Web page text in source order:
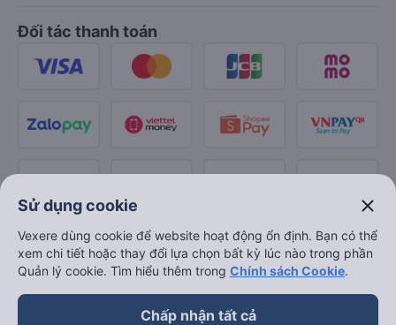
Đối tác thanh toán
Sử dụng cookie close
Vexere dùng cookie để website hoạt động ổn định. Bạn có thể
xem chi tiết hoặc thay đổi lựa chọn bất kỳ lúc nào trong phần
Quản lý cookie. Tìm hiểu thêm trong Chính sách Cookie.
Chấp nhận tất cả